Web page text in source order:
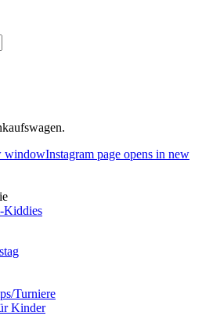
windowInstagram page opens in new
Turniere
Kinder